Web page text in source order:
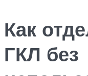
Как
ГКЛ без